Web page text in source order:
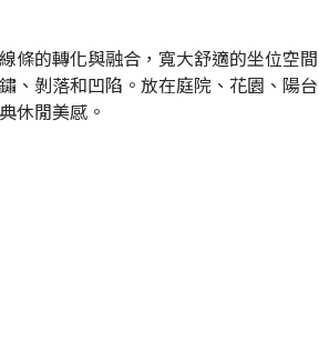
條的轉化與融合，寬大舒適的坐位空
、剝落和凹陷。放在庭院、花園、陽
休閒美感。